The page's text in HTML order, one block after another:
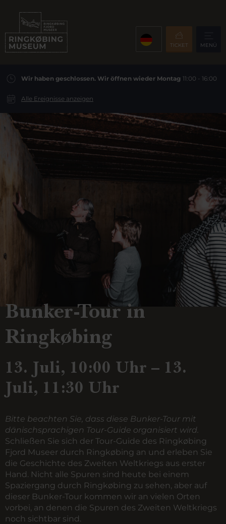
TICKET MENÜ
Wir haben geschlossen. Wir öffnen wieder Montag 11:00 - 16:00
Alle Ereignisse anzeigen
Bunker-Tour in
Ringkøbing
13. Juli, 10:00 Uhr – 13.
Juli, 11:30 Uhr
Bitte beachten Sie, dass diese Bunker-Tour mit
dänischsprachigen Tour-Guide organisiert wird.
Schließen Sie sich der Tour-Guide des Ringkøbing
Fjord Museer durch Ringkøbing an und erleben Sie
die Geschichte des Zweiten Weltkriegs aus erster
Hand. Nicht alle Spuren sind heute bei einem
Spaziergang durch Ringkøbing zu sehen, aber auf
dieser Bunker-Tour kommen wir an vielen Orten
vorbei, an denen die Spuren des Zweiten Weltkriegs
noch sichtbar sind.